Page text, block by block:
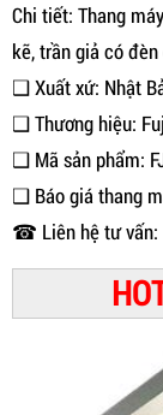
Chi tiết: Thang
kẽ, trần giả có
❑ Xuất xứ: Nhật
❑ Thương hiệu:
❑ Mã sản phẩm:
❑ Báo giá thang
☎ Liên hệ tư vấn: